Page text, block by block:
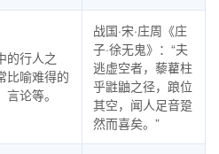
的行人之
比喻难得的
言论等。
战国·宋·庄周《庄
子·徐无鬼》：“夫
逃虚空者，藜藋柱
乎鼪鼬之径，踉位
其空，闻人足音跫
然而喜矣。”